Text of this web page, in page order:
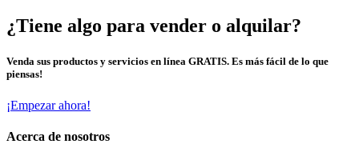
¿Tiene algo para vender o alquilar?
Venda sus productos y servicios en línea GRATIS. Es más fácil de lo que
piensas!
¡Empezar ahora!
Acerca de nosotros